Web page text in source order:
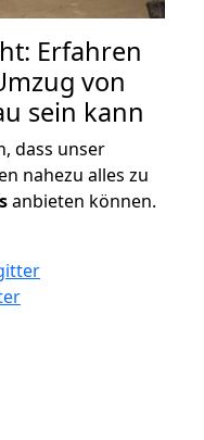
Erfahren
von
sein kann
dass unser
nahezu alles zu
anbieten können.